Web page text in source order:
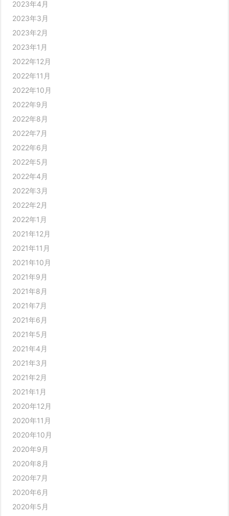
2023年4月
2023年3月
2023年2月
2023年1月
2022年12月
2022年11月
2022年10月
2022年9月
2022年8月
2022年7月
2022年6月
2022年5月
2022年4月
2022年3月
2022年2月
2022年1月
2021年12月
2021年11月
2021年10月
2021年9月
2021年8月
2021年7月
2021年6月
2021年5月
2021年4月
2021年3月
2021年2月
2021年1月
2020年12月
2020年11月
2020年10月
2020年9月
2020年8月
2020年7月
2020年6月
2020年5月